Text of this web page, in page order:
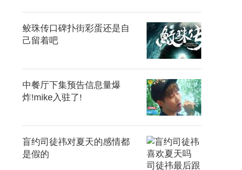
鲛珠传口碑扑街彩蛋还是自
己留着吧
中餐厅下集预告信息量爆
炸!mike入驻了!
盲约司徒祎对夏天的感情都
是假的